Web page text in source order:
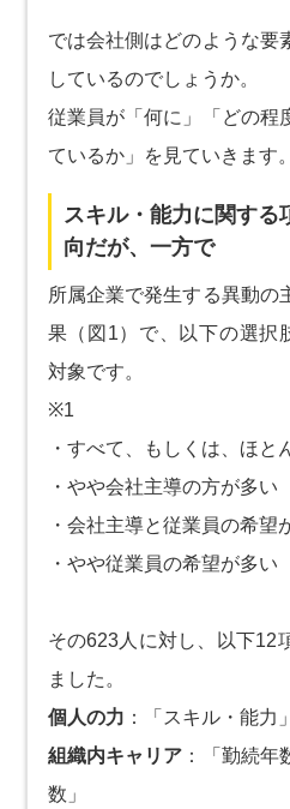
では会社側はどのような要
しているのでしょうか。
従業員が「何に」「どの程
ているか」を見ていきます。
スキル・能力に関する
向だが、一方で
所属企業で発生する異動の
果（図1）で、以下の選択
対象です。
※1
・すべて、もしくは、ほと
・やや会社主導の方が多い
・会社主導と従業員の希望
・やや従業員の希望が多い
その623人に対し、以下12
ました。
個人の力 ：「スキル・能力」
組織内キャリア ：「勤続年
数」